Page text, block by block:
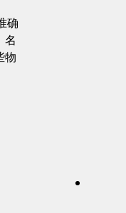
确
名
物